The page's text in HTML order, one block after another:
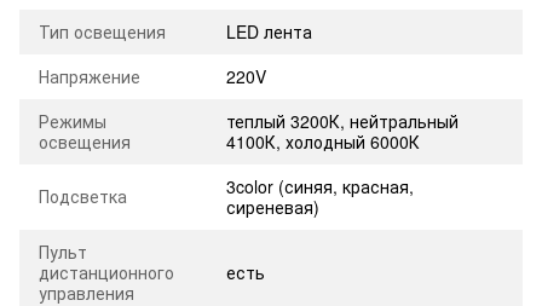
Тип освещения
LED лента
Напряжение
220V
Режимы
освещения
теплый 3200К, нейтральный
4100К, холодный 6000К
Подсветка
3color (синяя, красная,
сиреневая)
Пульт
дистанционного
управления
есть